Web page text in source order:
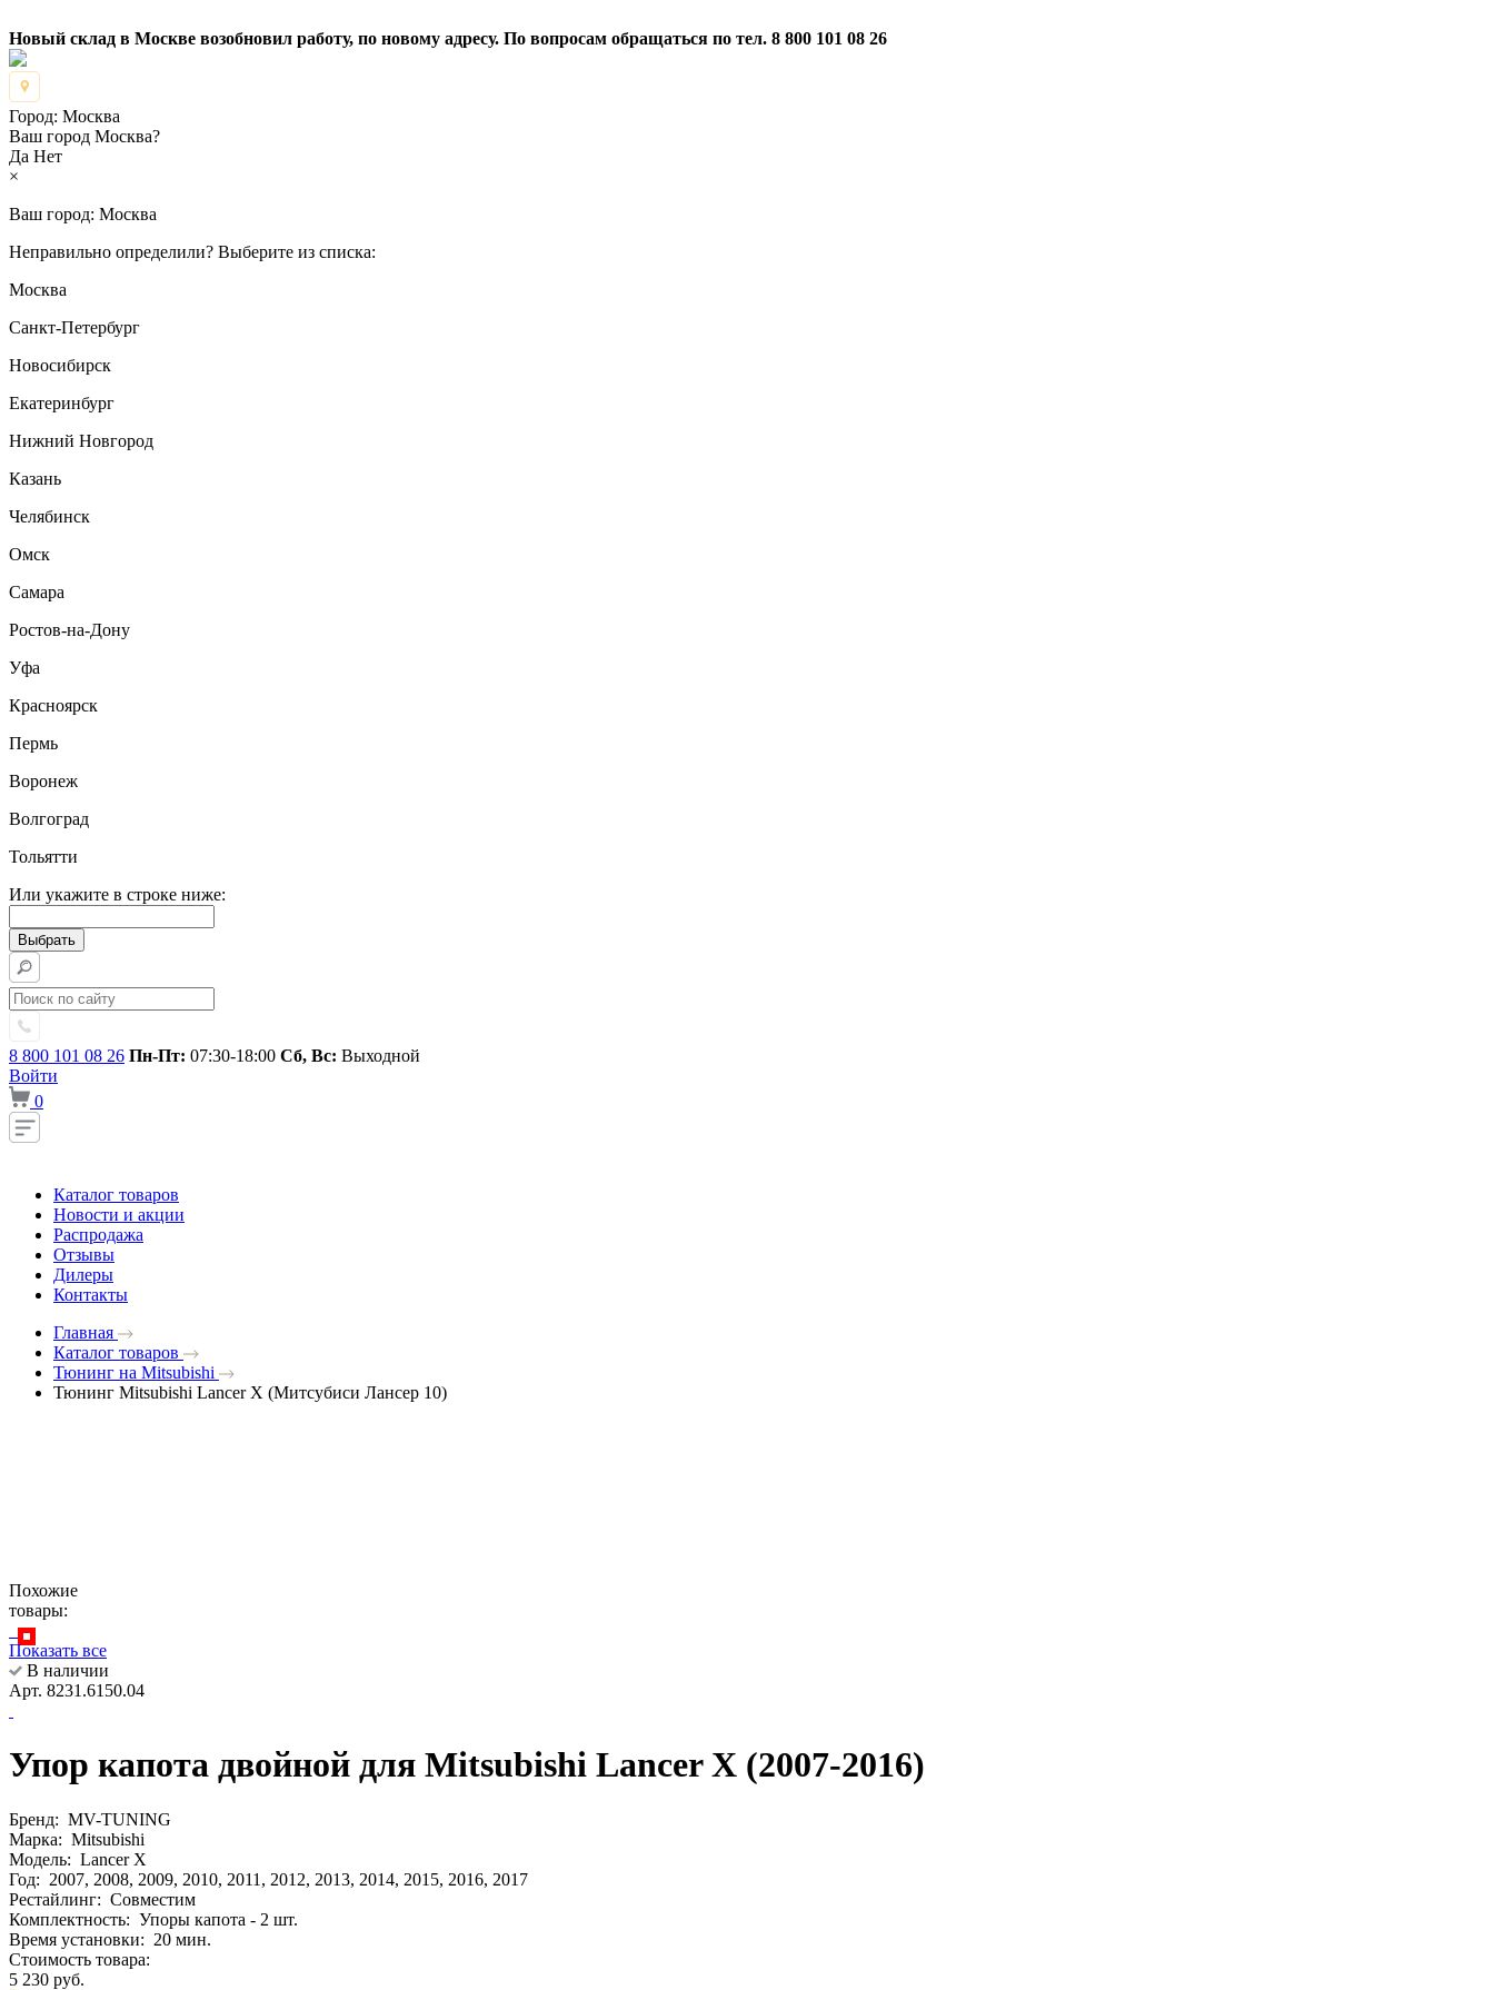
Новый склад в Москве возобновил работу, по новому адресу. По вопросам обращаться по тел. 8 800 101 08 26
Город: Москва
Ваш город Москва?
Да Нет
×
Ваш город: Москва
Неправильно определили? Выберите из списка:
Москва
Санкт-Петербург
Новосибирск
Екатеринбург
Нижний Новгород
Казань
Челябинск
Омск
Самара
Ростов-на-Дону
Уфа
Красноярск
Пермь
Воронеж
Волгоград
Тольятти
Или укажите в строке ниже:
8 800 101 08 26 Пн-Пт: 07:30-18:00 Сб, Вс: Выходной
Войти
0
Каталог товаров
Новости и акции
Распродажа
Отзывы
Дилеры
Контакты
Главная
Каталог товаров
Тюнинг на Mitsubishi
Тюнинг Mitsubishi Lancer X (Митсубиси Лансер 10)
Похожие
товары:
Показать все
В наличии
Арт. 8231.6150.04
Упор капота двойной для Mitsubishi Lancer X (2007-2016)
Бренд: MV-TUNING
Марка: Mitsubishi
Модель: Lancer X
Год: 2007, 2008, 2009, 2010, 2011, 2012, 2013, 2014, 2015, 2016, 2017
Рестайлинг: Совместим
Комплектность: Упоры капота - 2 шт.
Время установки: 20 мин.
Стоимость товара:
5 230 руб.